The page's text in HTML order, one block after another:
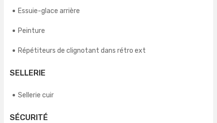
Essuie-glace arrière
Peinture
Répétiteurs de clignotant dans rétro ext
SELLERIE
Sellerie cuir
SÉCURITÉ